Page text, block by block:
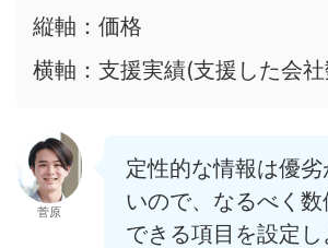
縦軸：価格
横軸：支援実績(支援した会社
菅原
定性的な情報は優劣
いので、なるべく
できる項目を設定し